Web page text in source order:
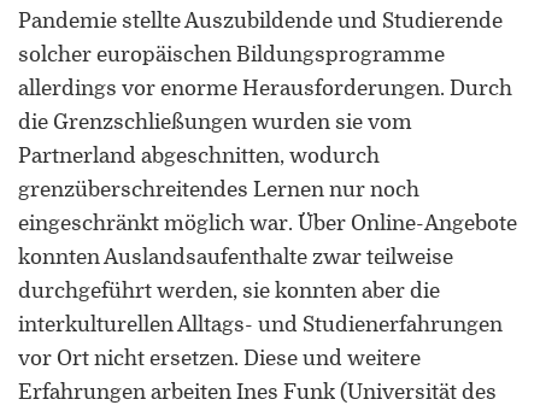
ORCID 0000-0002-5402-3860
Professor für Kulturwissenschaftliche
Grenzforschung an der Universität
Pandemie stellte Auszubildende und Studierende
solcher europäischen Bildungsprogramme
allerdings vor enorme Herausforderungen. Durch
die Grenzschließungen wurden sie vom
Partnerland abgeschnitten, wodurch
grenzüberschreitendes Lernen nur noch
eingeschränkt möglich war. Über Online-Angebote
konnten Auslandsaufenthalte zwar teilweise
durchgeführt werden, sie konnten aber die
interkulturellen Alltags- und Studienerfahrungen
vor Ort nicht ersetzen. Diese und weitere
Erfahrungen arbeiten Ines Funk (Universität des